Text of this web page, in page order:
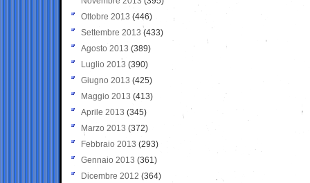
Ottobre 2013 (446)
Settembre 2013 (433)
Agosto 2013 (389)
Luglio 2013 (390)
Giugno 2013 (425)
Maggio 2013 (413)
Aprile 2013 (345)
Marzo 2013 (372)
Febbraio 2013 (293)
Gennaio 2013 (361)
Dicembre 2012 (364)